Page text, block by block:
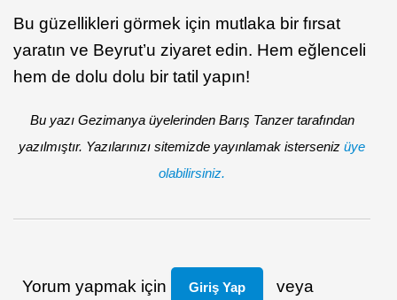
Bu güzellikleri görmek için mutlaka bir fırsat
yaratın ve Beyrut’u ziyaret edin. Hem eğlenceli
hem de dolu dolu bir tatil yapın!
Bu yazı Gezimanya üyelerinden Barış Tanzer tarafından
yazılmıştır. Yazılarınızı sitemizde yayınlamak isterseniz üye
olabilirsiniz.
Yorum yapmak için Giriş Yap veya